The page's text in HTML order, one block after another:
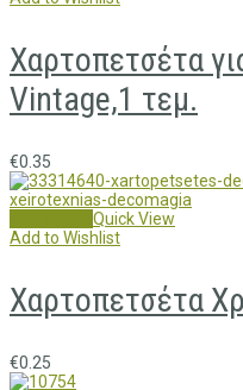
Χαρτοπετσέτα
Vintage,1 τεμ.
€0.35
Quick View
Add to Wishlist
Χαρτοπετσέτα
€0.25